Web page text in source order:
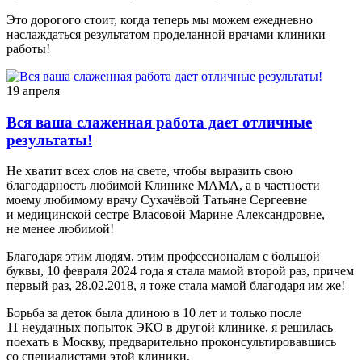
Это дорогого стоит, когда теперь мы можем ежедневно
наслаждаться результатом проделанной врачами клиники
работы!
19 апреля
Вся ваша слаженная работа дает отличные
результаты!
Не хватит всех слов на свете, чтобы выразить свою
благодарность любимой Клинике МАМА, а в частности
моему любимому врачу Сухачёвой Татьяне Сергеевне
и медицинской сестре Власовой Марине Александровне,
не менее любимой!
Благодаря этим людям, этим профессионалам с большой
буквы, 10 февраля 2024 года я стала мамой второй раз, причем
первый раз, 28.02.2018, я тоже стала мамой благодаря им же!
Борьба за деток была длиною в 10 лет и только после
11 неудачных попыток ЭКО в другой клинике, я решилась
поехать в Москву, предварительно проконсультировавшись
со специалистами этой клиники.